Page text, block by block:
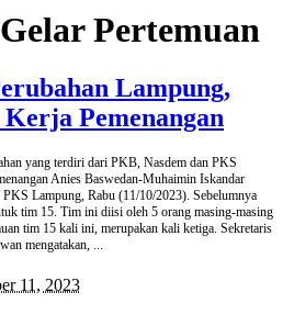
Pertemuan
Lampung,
Pemenangan
yang terdiri dari PKB, Nasdem dan PKS
Anies Baswedan-Muhaimin Iskandar
Lampung, Rabu (11/10/2023). Sebelumnya
tim 15. Tim ini diisi oleh 5 orang masing-masing
tim 15 kali ini, merupakan kali ketiga. Sekretaris
mengatakan, ...
11, 2023